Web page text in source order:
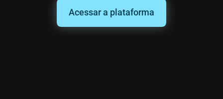
Acessar a plataforma